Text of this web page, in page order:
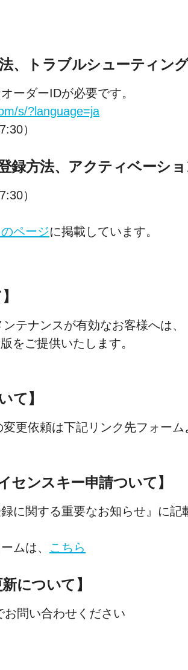
法、トラブルシューティン
ーダーIDが必要です。
s/?language=ja
）
録方法、アクティベーシ
）
ページに掲載しています。
テナンスが有効なお客様へは、
をご提供いたします。
て】
更依頼は下記リンク先フォーム
センスキー申請ついて】
に関する重要なお知らせ』に
ムは、 こちら
について】
お問い合わせください